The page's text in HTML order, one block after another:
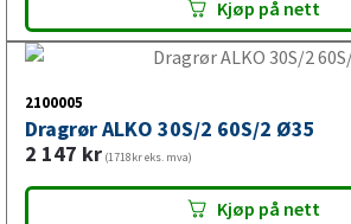
Kjøp på nett
2100005
Dragrør ALKO 30S/2 60S/2 Ø35
2 147 kr (1718kr eks. mva)
Kjøp på nett